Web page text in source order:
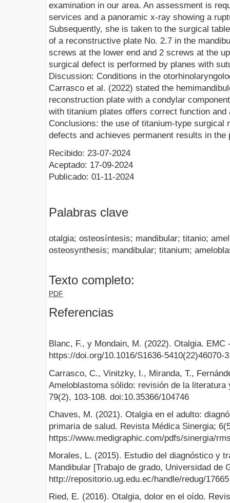
examination in our area. An assessment is
services and a panoramic x-ray showing a
Subsequently, she is taken to the surgical
of a reconstructive plate No. 2.7 in the
screws at the lower end and 2 screws at the
surgical defect is performed by planes with
Discussion: Conditions in the
Carrasco et al. (2022) stated the
reconstruction plate with a condylar
with titanium plates offers correct function
Conclusions: the use of titanium-type surgical
defects and achieves permanent results in the
Recibido: 23-07-2024
Aceptado: 17-09-2024
Publicado: 01-11-2024
Palabras clave
otalgia; osteosíntesis; mandibular; titanio;
osteosynthesis; mandibular; titanium;
Texto completo:
PDF
Referencias
Blanc, F., y Mondain, M. (2022). Otalgia.
https://doi.org/10.1016/S1636-5410(22)46070-3
Carrasco, C., Vinitzky, I., Miranda, T.,
Ameloblastoma sólido: revisión de la
79(2), 103-108. doi:10.35366/104746
Chaves, M. (2021). Otalgia en el adulto:
primaria de salud. Revista Médica Sinergia;
https://www.medigraphic.com/pdfs/sinergia/
Morales, L. (2015). Estudio del diagnóstico y
Mandibular [Trabajo de grado, Universidad de
http://repositorio.ug.edu.ec/handle/redug/17665
Ried, E. (2016). Otalgia, dolor en el oído.